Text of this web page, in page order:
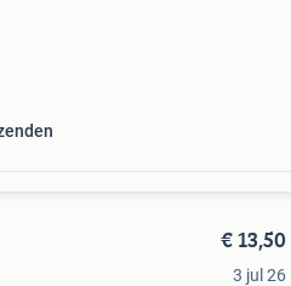
€ 13,50
3 jul 26